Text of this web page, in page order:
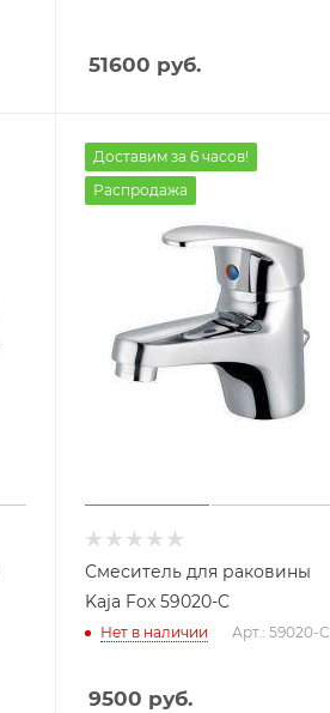
51600 руб.
Доставим за 6 часов!
Распродажа
Смеситель для раковины
Kaja Fox 59020-C
Нет в наличии Арт.: 59020-C
9500 руб.